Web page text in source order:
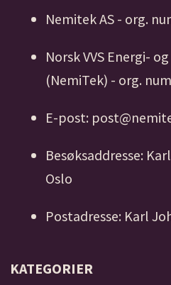
Nemitek AS - org.
Norsk VVS Energi-
(NemiTek) - org.
E-post:
Besøksaddresse:
Oslo
Postadresse: Karl
KATEGORIER